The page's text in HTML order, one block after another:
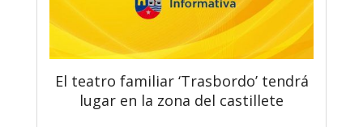
El teatro familiar ‘Trasbordo’ tendrá
lugar en la zona del castillete